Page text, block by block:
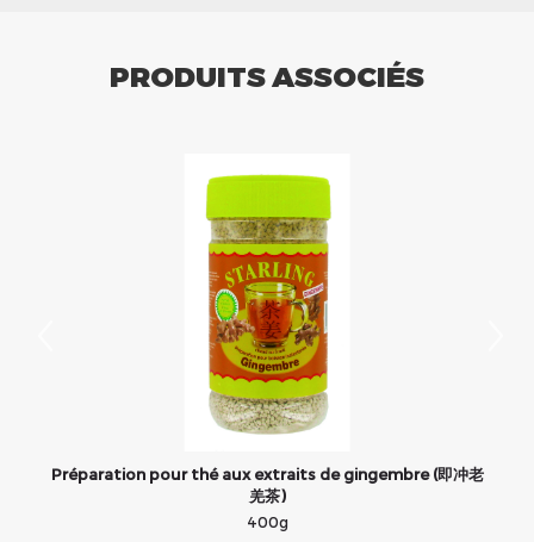
PRODUITS ASSOCIÉS
Préparation pour thé aux extraits de gingembre (即冲老
羌茶)
400g